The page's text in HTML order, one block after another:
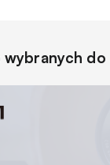
wybranych do